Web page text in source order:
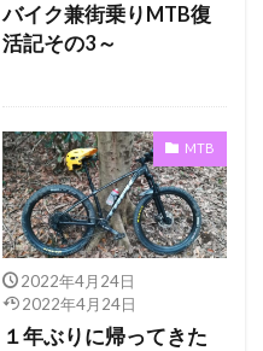
バイク兼街乗りMTB復
活記その3～
MTB
2022年4月24日
2022年4月24日
１年ぶりに帰ってきた